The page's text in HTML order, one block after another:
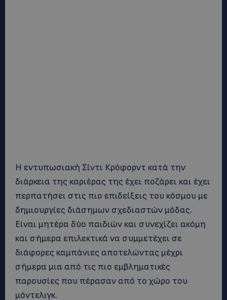
Η εντυπωσιακή Σίντι Κρόφορντ κατά την
διάρκεια της καριέρας της έχει ποζάρει και έχει
περπατήσει στις πιο επιδείξεις του κόσμου με
δημιουργίες διάσημων σχεδιαστών μόδας.
Είναι μητέρα δύο παιδιών και συνεχίζει ακόμη
και σήμερα επιλεκτικά να συμμετέχει σε
διάφορες καμπάνιες αποτελώντας μέχρι
σήμερα μια από τις πιο εμβληματικές
παρουσίες που πέρασαν από το χώρο του
μόντελιγκ.